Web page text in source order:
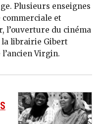
Plusieurs enseignes
et
l’ouverture du cinéma
la librairie Gibert
l’ancien Virgin.